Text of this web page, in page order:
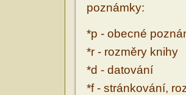
poznámky:
*p - obecné
*r - rozměry knihy
*d - datování
*f - stránkování,